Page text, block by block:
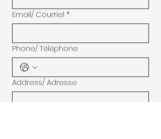
Email/ Courriel *
Phone/ Téléphone
Address/ Adresse